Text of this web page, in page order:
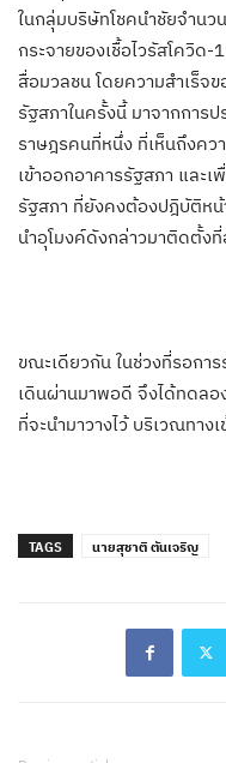
ในกลุ่มบริษัทโชคนำชัยจำน
กระจายของเชื้อไวรัสโควิด-
สื่อมวลชน โดยความสำเร็จ
รัฐสภาในครั้งนี้ มาจากการ
ราษฎรคนที่หนึ่ง ที่เห็นถึงค
เข้าออกอาคารรัฐสภา และ
รัฐสภา ที่ยังคงต้องปฎิบัติหน้
นำอุโมงค์ดังกล่าวมาติดตั้งที่
ขณะเดียวกัน ในช่วงที่รอกา
เดินผ่านมาพอดี จึงได้ทดลอ
ที่จะนำมาวางไว้ บริเวณทาง
TAGS นายสุชาติ ตันเจริญ